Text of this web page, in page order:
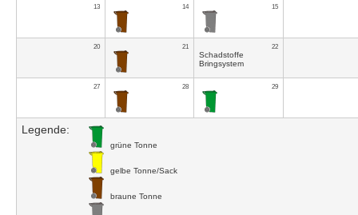
13 14 15
20 21 22
Schadstoffe
Bringsystem
27 28 29
Legende:
grüne Tonne
gelbe Tonne/Sack
braune Tonne